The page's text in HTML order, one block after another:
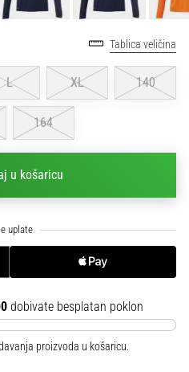
Tablica veličina
L XL 140
164
u košaricu
dobivate besplatan poklon
proizvoda u košaricu.